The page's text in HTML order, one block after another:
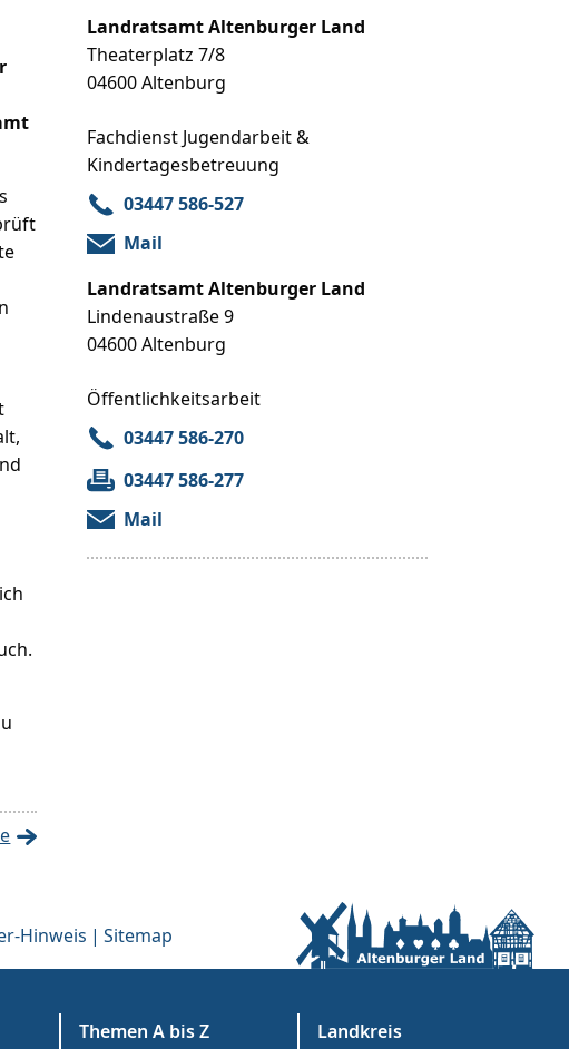
Landratsamt Altenburger Land
Theaterplatz 7/8
04600 Altenburg
Fachdienst Jugendarbeit &
Kindertagesbetreuung
03447 586-527
Mail
Landratsamt Altenburger Land
Lindenaustraße 9
04600 Altenburg
Öffentlichkeitsarbeit
03447 586-270
03447 586-277
Mail
Hinweis Sitemap
Themen A bis Z Landkreis